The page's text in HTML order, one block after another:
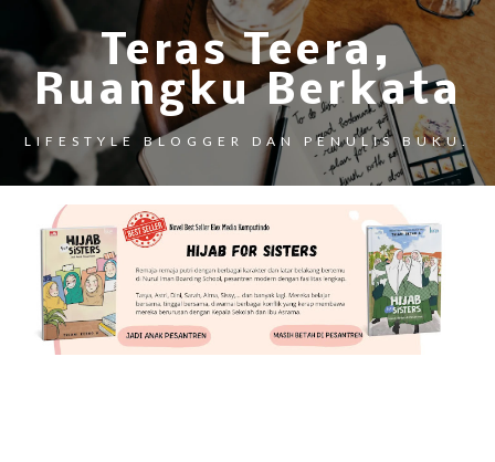
Teras Teera,
Ruangku Berkata
LIFESTYLE BLOGGER DAN PENULIS BUKU.